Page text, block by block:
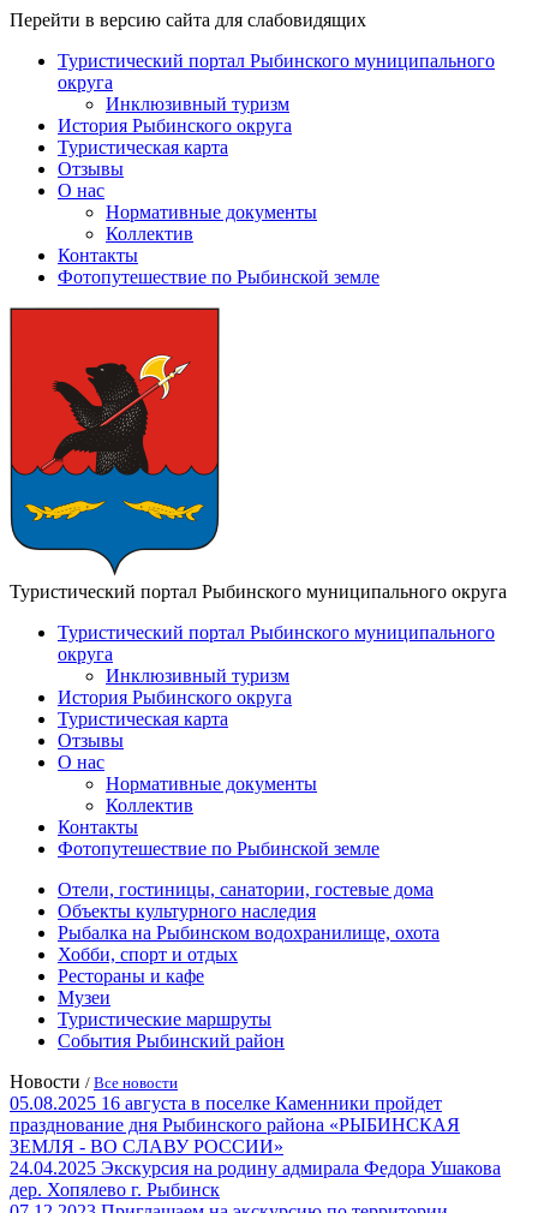
Перейти в версию сайта для слабовидящих
Туристический портал Рыбинского муниципального
округа
Инклюзивный туризм
История Рыбинского округа
Туристическая карта
Отзывы
О нас
Нормативные документы
Коллектив
Контакты
Фотопутешествие по Рыбинской земле
Туристический портал Рыбинского муниципального округа
Туристический портал Рыбинского муниципального
округа
Инклюзивный туризм
История Рыбинского округа
Туристическая карта
Отзывы
О нас
Нормативные документы
Коллектив
Контакты
Фотопутешествие по Рыбинской земле
Отели, гостиницы, санатории, гостевые дома
Объекты культурного наследия
Рыбалка на Рыбинском водохранилище, охота
Хобби, спорт и отдых
Рестораны и кафе
Музеи
Туристические маршруты
События Рыбинский район
Новости / Все новости
05.08.2025 16 августа в поселке Каменники пройдет
празднование дня Рыбинского района «РЫБИНСКАЯ
ЗЕМЛЯ - ВО СЛАВУ РОССИИ»
24.04.2025 Экскурсия на родину адмирала Федора Ушакова
дер. Хопялево г. Рыбинск